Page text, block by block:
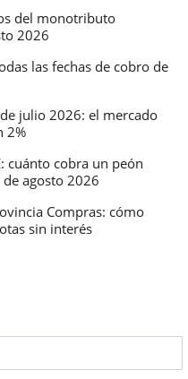
del monotributo
2026
las fechas de cobro de
julio 2026: el mercado
2%
cuánto cobra un peón
agosto 2026
Compras: cómo
sin interés